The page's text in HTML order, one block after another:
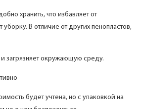
хранить, что избавляет от
В отличие от других пенопластов,
и загрязняет окружающую среду.
будет учтена, но с упаковкой на